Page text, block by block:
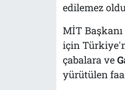
edilemez
MİT
için
çabalara ve
yürütülen